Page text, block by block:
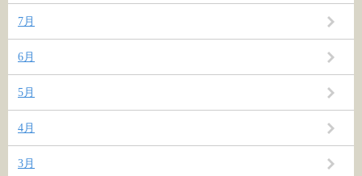
7月
6月
5月
4月
3月